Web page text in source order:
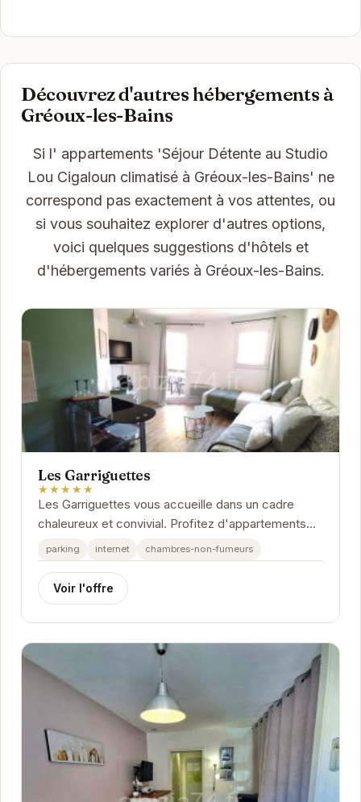
Découvrez d'autres hébergements à
Gréoux-les-Bains
Si l' appartements 'Séjour Détente au Studio
Lou Cigaloun climatisé à Gréoux-les-Bains' ne
correspond pas exactement à vos attentes, ou
si vous souhaitez explorer d'autres options,
voici quelques suggestions d'hôtels et
d'hébergements variés à Gréoux-les-Bains.
Les Garriguettes
★★★★★
Les Garriguettes vous accueille dans un cadre
chaleureux et convivial. Profitez d'appartements
confortables et bien équipés, parfaits pour un...
parking internet chambres-non-fumeurs
Voir l'offre